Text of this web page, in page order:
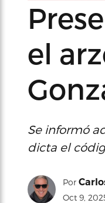
el
Se informó
dicta el
Por
Oct 9,